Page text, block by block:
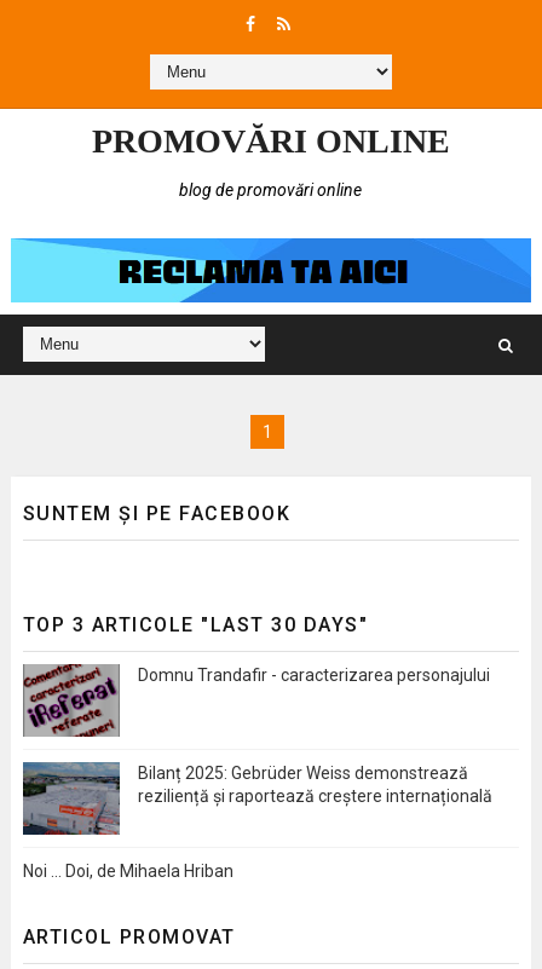
PROMOVĂRI ONLINE
blog de promovări online
1
SUNTEM ȘI PE FACEBOOK
TOP 3 ARTICOLE "LAST 30 DAYS"
Domnu Trandafir - caracterizarea personajului
Bilanț 2025: Gebrüder Weiss demonstrează
reziliență și raportează creștere internațională
Noi … Doi, de Mihaela Hriban
ARTICOL PROMOVAT